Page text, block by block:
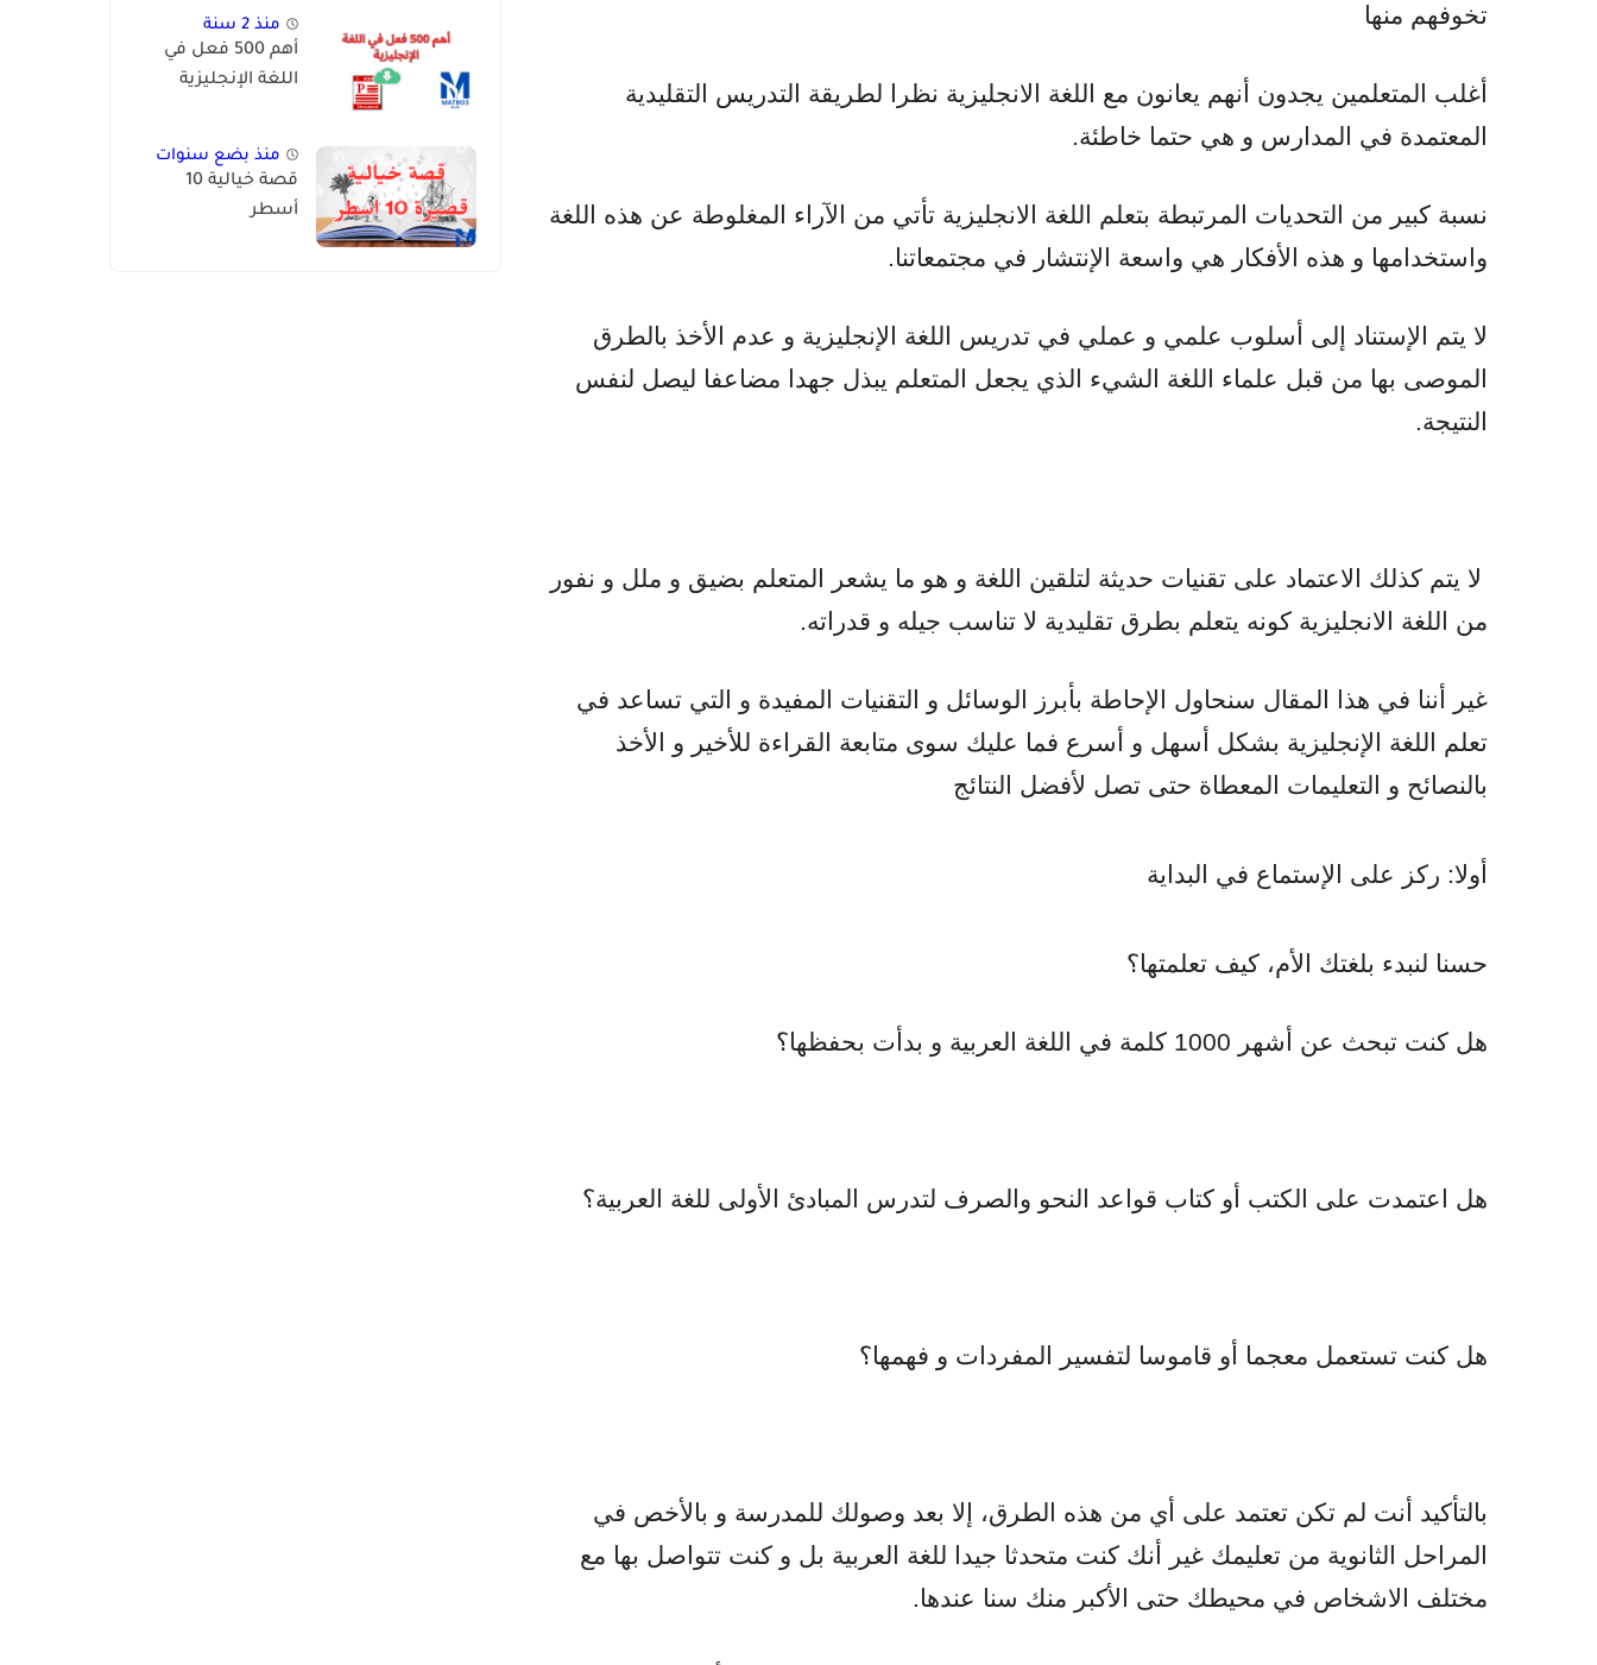
تخوفهم منها
أغلب المتعلمين يجدون أنهم يعانون مع اللغة الانجليزية نظرا لطريقة التدريس التقليدية
المعتمدة في المدارس و هي حتما خاطئة.
نسبة كبير من التحديات المرتبطة بتعلم اللغة الانجليزية تأتي من الآراء المغلوطة عن هذه اللغة
واستخدامها و هذه الأفكار هي واسعة الإنتشار في مجتمعاتنا.
لا يتم الإستناد إلى أسلوب علمي و عملي في تدريس اللغة الإنجليزية و عدم الأخذ بالطرق
الموصى بها من قبل علماء اللغة الشيء الذي يجعل المتعلم يبذل جهدا مضاعفا ليصل لنفس
النتيجة.
لا يتم كذلك الاعتماد على تقنيات حديثة لتلقين اللغة و هو ما يشعر المتعلم بضيق و ملل و نفور
من اللغة الانجليزية كونه يتعلم بطرق تقليدية لا تناسب جيله و قدراته.
غير أننا في هذا المقال سنحاول الإحاطة بأبرز الوسائل و التقنيات المفيدة و التي تساعد في
تعلم اللغة الإنجليزية بشكل أسهل و أسرع فما عليك سوى متابعة القراءة للأخير و الأخذ
بالنصائح و التعليمات المعطاة حتى تصل لأفضل النتائج
أولا: ركز على الإستماع في البداية
حسنا لنبدء بلغتك الأم، كيف تعلمتها؟
هل كنت تبحث عن أشهر 1000 كلمة في اللغة العربية و بدأت بحفظها؟
هل اعتمدت على الكتب أو كتاب قواعد النحو والصرف لتدرس المبادئ الأولى للغة العربية؟
هل كنت تستعمل معجما أو قاموسا لتفسير المفردات و فهمها؟
بالتأكيد أنت لم تكن تعتمد على أي من هذه الطرق، إلا بعد وصولك للمدرسة و بالأخص في
المراحل الثانوية من تعليمك غير أنك كنت متحدثا جيدا للغة العربية بل و كنت تتواصل بها مع
مختلف الاشخاص في محيطك حتى الأكبر منك سنا عندها.
منذ 2 سنة
أهم 500 فعل في
اللغة الإنجليزية
منذ بضع سنوات
قصة خيالية 10
أسطر